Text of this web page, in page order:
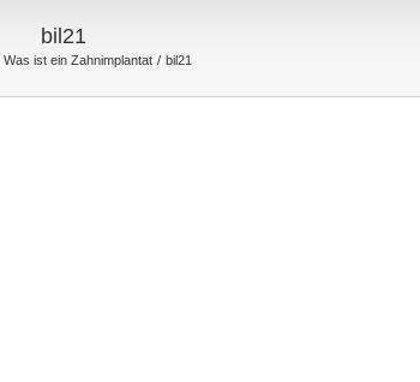
bil21
Was ist ein Zahnimplantat bil21